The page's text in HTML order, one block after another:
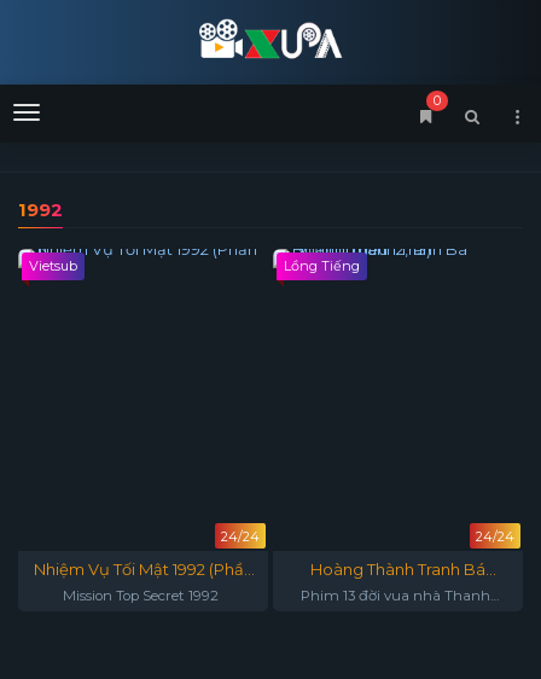
Menu
0
1992
Vietsub
24/24
Nhiệm Vụ Tối Mật 1992 (Phần
1)
Mission Top Secret 1992
Lồng Tiếng
24/24
Hoàng Thành Tranh Bá
(Vương triều 12, 13)
Phim 13 đời vua nhà Thanh